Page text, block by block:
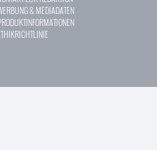
& MEDIADATEN